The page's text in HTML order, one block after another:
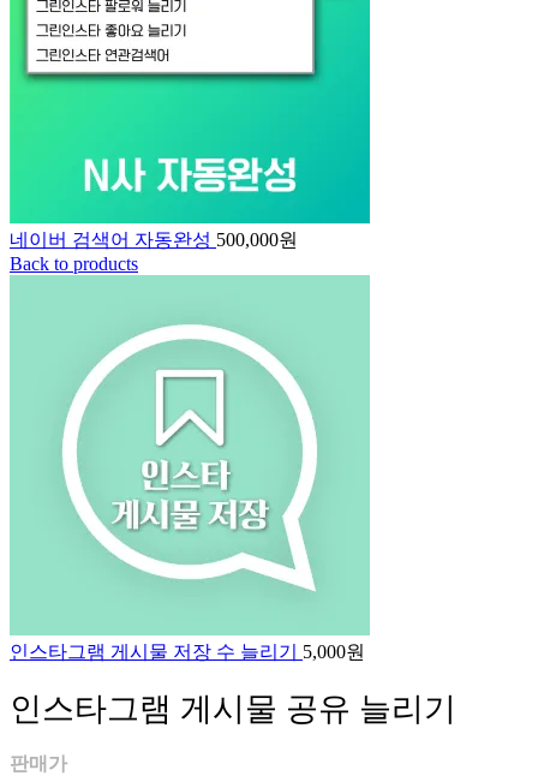
네이버 검색어 자동완성 500,000원
Back to products
인스타그램 게시물 저장 수 늘리기 5,000원
인스타그램 게시물 공유 늘리기
판매가